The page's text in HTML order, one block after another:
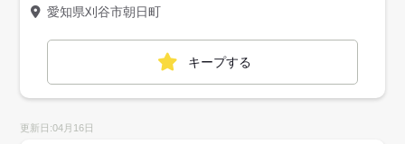
愛知県刈谷市朝日町
キープする
更新日:04月16日